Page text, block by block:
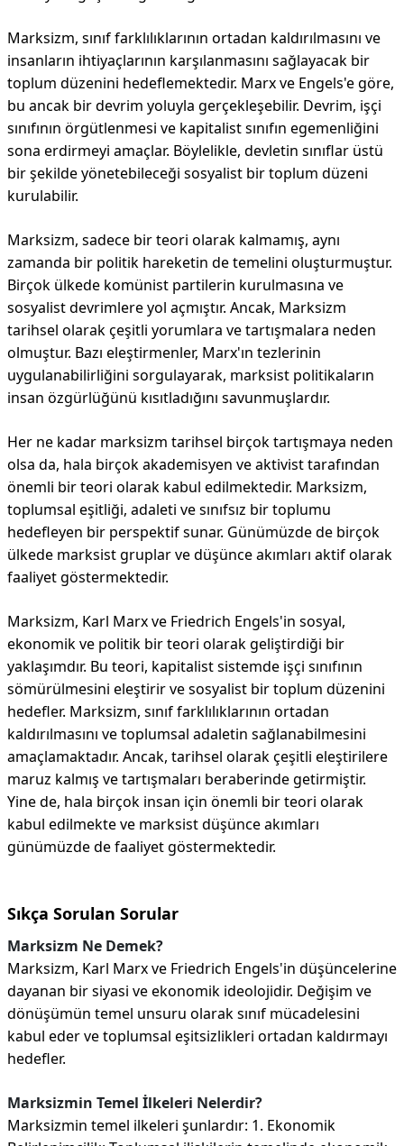
Marksizm, sınıf farklılıklarının ortadan kaldırılmasını ve
insanların ihtiyaçlarının karşılanmasını sağlayacak bir
toplum düzenini hedeflemektedir. Marx ve Engels'e göre,
bu ancak bir devrim yoluyla gerçekleşebilir. Devrim, işçi
sınıfının örgütlenmesi ve kapitalist sınıfın egemenliğini
sona erdirmeyi amaçlar. Böylelikle, devletin sınıflar üstü
bir şekilde yönetebileceği sosyalist bir toplum düzeni
kurulabilir.
Marksizm, sadece bir teori olarak kalmamış, aynı
zamanda bir politik hareketin de temelini oluşturmuştur.
Birçok ülkede komünist partilerin kurulmasına ve
sosyalist devrimlere yol açmıştır. Ancak, Marksizm
tarihsel olarak çeşitli yorumlara ve tartışmalara neden
olmuştur. Bazı eleştirmenler, Marx'ın tezlerinin
uygulanabilirliğini sorgulayarak, marksist politikaların
insan özgürlüğünü kısıtladığını savunmuşlardır.
Her ne kadar marksizm tarihsel birçok tartışmaya neden
olsa da, hala birçok akademisyen ve aktivist tarafından
önemli bir teori olarak kabul edilmektedir. Marksizm,
toplumsal eşitliği, adaleti ve sınıfsız bir toplumu
hedefleyen bir perspektif sunar. Günümüzde de birçok
ülkede marksist gruplar ve düşünce akımları aktif olarak
faaliyet göstermektedir.
Marksizm, Karl Marx ve Friedrich Engels'in sosyal,
ekonomik ve politik bir teori olarak geliştirdiği bir
yaklaşımdır. Bu teori, kapitalist sistemde işçi sınıfının
sömürülmesini eleştirir ve sosyalist bir toplum düzenini
hedefler. Marksizm, sınıf farklılıklarının ortadan
kaldırılmasını ve toplumsal adaletin sağlanabilmesini
amaçlamaktadır. Ancak, tarihsel olarak çeşitli eleştirilere
maruz kalmış ve tartışmaları beraberinde getirmiştir.
Yine de, hala birçok insan için önemli bir teori olarak
kabul edilmekte ve marksist düşünce akımları
günümüzde de faaliyet göstermektedir.
Sıkça Sorulan Sorular
Marksizm Ne Demek?
Marksizm, Karl Marx ve Friedrich Engels'in düşüncelerine
dayanan bir siyasi ve ekonomik ideolojidir. Değişim ve
dönüşümün temel unsuru olarak sınıf mücadelesini
kabul eder ve toplumsal eşitsizlikleri ortadan kaldırmayı
hedefler.
Marksizmin Temel İlkeleri Nelerdir?
Marksizmin temel ilkeleri şunlardır: 1. Ekonomik